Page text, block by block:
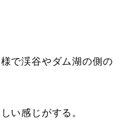
で渓谷やダム湖の側の
い感じがする。